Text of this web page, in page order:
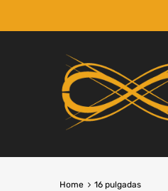
Home 16 pulgadas